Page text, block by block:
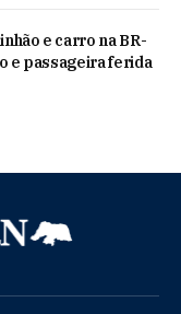
e carro na BR-
e passageira ferida